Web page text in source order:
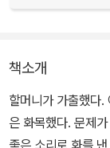
책소개
할머니가 가출했다.
은 화목했다. 문제
좋은 소리로 화를